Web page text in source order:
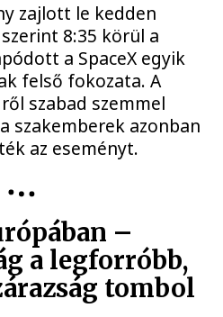
zajlott le kedden
8:35 körül a
a SpaceX egyik
felső fokozata. A
szabad szemmel
szakemberek azonban
az eseményt.
–
a legforróbb,
tombol